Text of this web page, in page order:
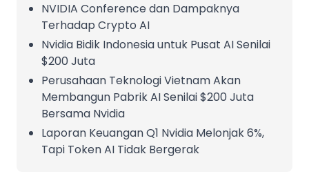
NVIDIA Conference dan Dampaknya
Terhadap Crypto AI
Nvidia Bidik Indonesia untuk Pusat AI Senilai
$200 Juta
Perusahaan Teknologi Vietnam Akan
Membangun Pabrik AI Senilai $200 Juta
Bersama Nvidia
Laporan Keuangan Q1 Nvidia Melonjak 6%,
Tapi Token AI Tidak Bergerak